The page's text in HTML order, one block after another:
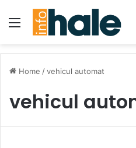
Menu
Home /vehicul automat
vehicul